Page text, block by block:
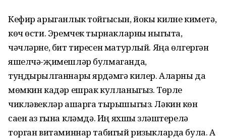
Кефир арыганлык тойгысын, йокы килүне киметә,
көч өсти. Эремчек тырнакларны ныгыта,
чәчләрне, бит тиресен матурлый. Яңа өлгергән
яшелчә-җимешләр булмаганда,
туңдырылганнары ярдәмгә килер. Аларны да
мөмкин кадәр ешрак кулланыгыз. Төрле
чикләвекләр ашарга тырышыгыз. Ләкин көн
саен аз гына күләмдә. Иң яхшы үзләштерелә
торган витаминнар табигый ризыкларда була. А